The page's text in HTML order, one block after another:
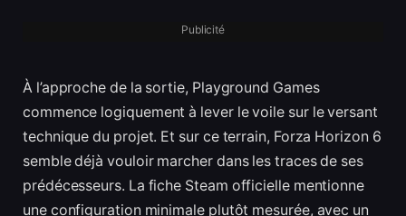
Publicité
À l’approche de la sortie, Playground Games
commence logiquement à lever le voile sur le versant
technique du projet. Et sur ce terrain, Forza Horizon 6
semble déjà vouloir marcher dans les traces de ses
prédécesseurs. La fiche Steam officielle mentionne
une configuration minimale plutôt mesurée, avec un